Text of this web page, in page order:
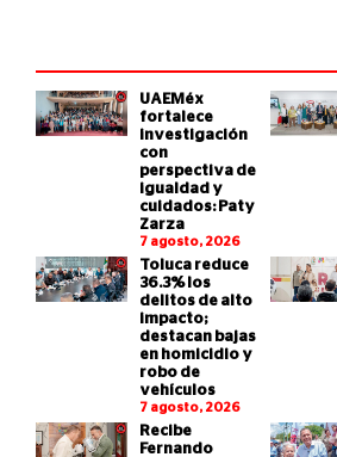
UAEMéx
fortalece
investigación
con
perspectiva de
igualdad y
cuidados: Paty
Zarza
7 agosto, 2026
Toluca reduce
36.3% los
delitos de alto
impacto;
destacan bajas
en homicidio y
robo de
vehículos
7 agosto, 2026
Recibe
Fernando